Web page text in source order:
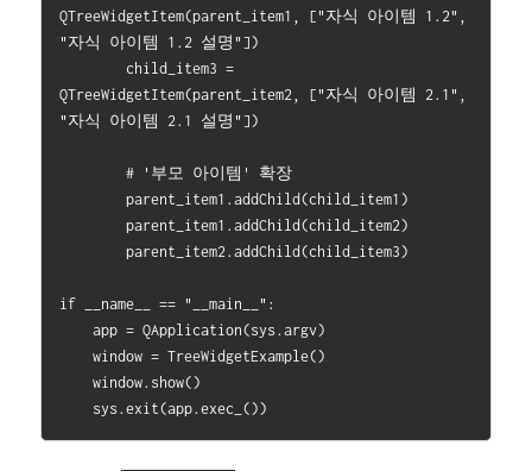
QTreeWidgetItem(parent_item1, ["자식 아이템 1.2",
"자식 아이템 1.2 설명"])
        child_item3 =
QTreeWidgetItem(parent_item2, ["자식 아이템 2.1",
"자식 아이템 2.1 설명"])
        # '부모 아이템' 확장
        parent_item1.addChild(child_item1)
        parent_item1.addChild(child_item2)
        parent_item2.addChild(child_item3)
if __name__ == "__main__":
    app = QApplication(sys.argv)
    window = TreeWidgetExample()
    window.show()